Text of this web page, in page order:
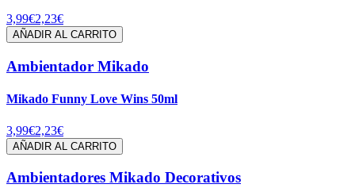
3,99€2,23€
AÑADIR AL CARRITO
Ambientador Mikado
Mikado Funny Love Wins 50ml
3,99€2,23€
AÑADIR AL CARRITO
Ambientadores Mikado Decorativos